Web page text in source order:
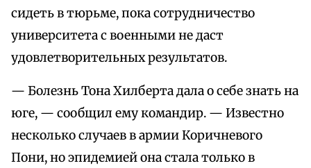
сидеть в тюрьме, пока сотрудничество
университета с военными не даст
удовлетворительных результатов.
— Болезнь Тона Хилберта дала о себе знать на
юге, — сообщил ему командир. — Известно
несколько случаев в армии Коричневого
Пони, но эпидемией она стала только в